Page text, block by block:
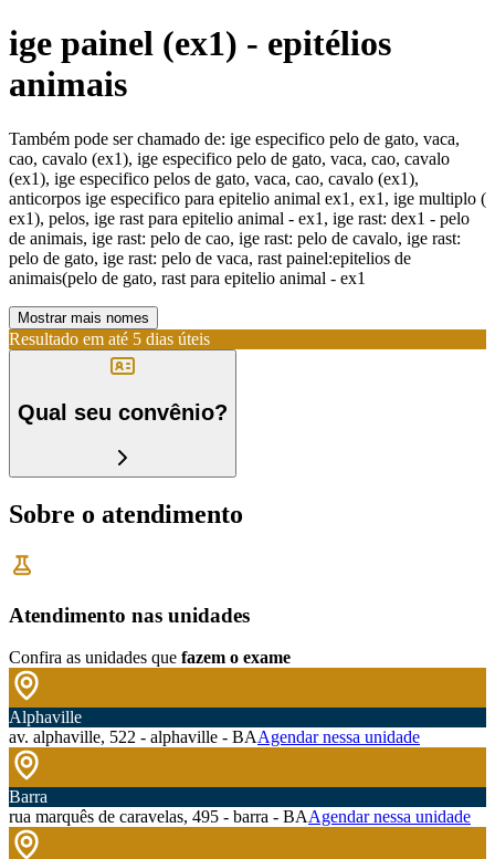
ige painel (ex1) - epitélios
animais
Também pode ser chamado de: ige especifico pelo de gato, vaca,
cao, cavalo (ex1), ige especifico pelo de gato, vaca, cao, cavalo
(ex1), ige especifico pelos de gato, vaca, cao, cavalo (ex1),
anticorpos ige especifico para epitelio animal ex1, ex1, ige multiplo (
ex1), pelos, ige rast para epitelio animal - ex1, ige rast: dex1 - pelo
de animais, ige rast: pelo de cao, ige rast: pelo de cavalo, ige rast:
pelo de gato, ige rast: pelo de vaca, rast painel:epitelios de
animais(pelo de gato, rast para epitelio animal - ex1
Mostrar mais nomes
Resultado em até 5 dias úteis
Qual seu convênio?
Sobre o atendimento
Atendimento nas unidades
Confira as unidades que fazem o exame
Alphaville
av. alphaville, 522 - alphaville - BAAgendar nessa unidade
Barra
rua marquês de caravelas, 495 - barra - BAAgendar nessa unidade